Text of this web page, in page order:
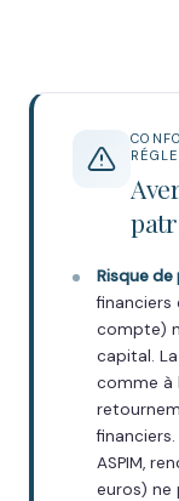
Risque
financiers
compte)
capital.
comme à
ASPIM,
euros) ne